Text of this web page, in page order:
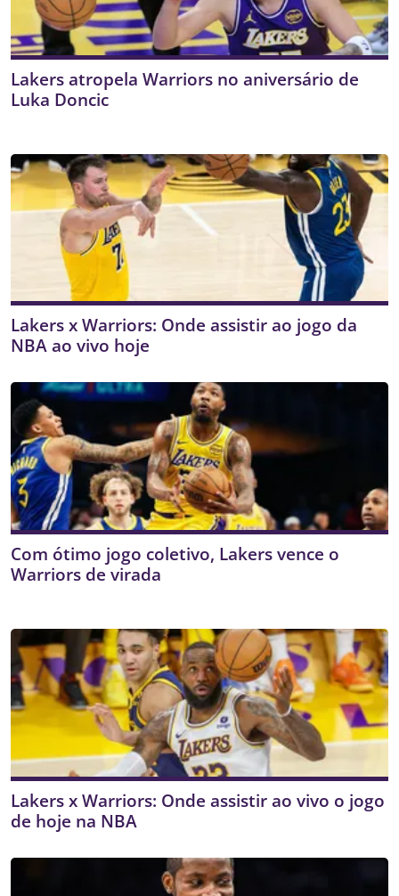
Lakers atropela Warriors no aniversário de
Luka Doncic
Lakers x Warriors: Onde assistir ao jogo da
NBA ao vivo hoje
Com ótimo jogo coletivo, Lakers vence o
Warriors de virada
Lakers x Warriors: Onde assistir ao vivo o jogo
de hoje na NBA